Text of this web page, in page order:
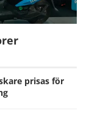
prisas för